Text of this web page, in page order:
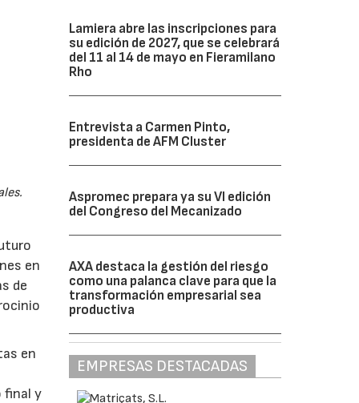
en
de
en
final y
Lamiera abre las inscripciones para
su edición de 2027, que se celebrará
del 11 al 14 de mayo en Fieramilano
Rho
Entrevista a Carmen Pinto,
presidenta de AFM Cluster
Aspromec prepara ya su VI edición
del Congreso del Mecanizado
AXA destaca la gestión del riesgo
como una palanca clave para que la
transformación empresarial sea
productiva
EMPRESAS DESTACADAS